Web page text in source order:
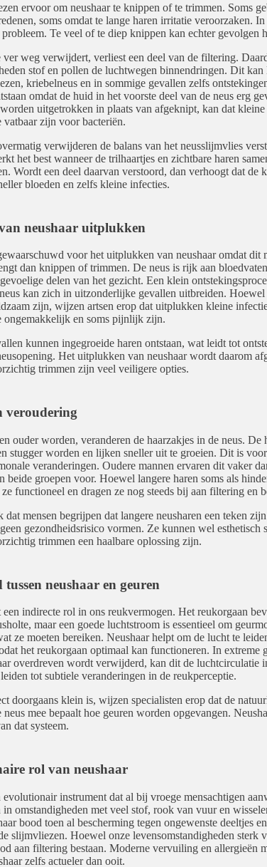
ervoor om neushaar te knippen of te trimmen. Soms
soms omdat te lange haren irritatie veroorzaken.
Te veel of te diep knippen kan echter gevolgen
ver weg verwijdert, verliest een deel van de filtering.
stof en pollen de luchtwegen binnendringen. Dit kan
kriebelneus en in sommige gevallen zelfs
omdat de huid in het voorste deel van de neus erg
uitgetrokken in plaats van afgeknipt, kan dat
vatbaar zijn voor bacteriën.
verwijderen de balans van het neusslijmvlies
het best wanneer de trilhaartjes en zichtbare haren
Wordt een deel daarvan verstoord, dan verhoogt dat de
bloeden en zelfs kleine infecties.
neushaar uitplukken
voor het uitplukken van neushaar omdat dit
dan knippen of trimmen. De neus is rijk aan
delen van het gezicht. Een klein
kan zich in uitzonderlijke gevallen uitbreiden. Hoewel
zijn, wijzen artsen erop dat uitplukken kleine
ongemakkelijk en soms pijnlijk zijn.
kunnen ingegroeide haren ontstaan, wat leidt tot
Het uitplukken van neushaar wordt daarom
trimmen zijn veel veiligere opties.
veroudering
ouder worden, veranderen de haarzakjes in de neus. De
stugger worden en lijken sneller uit te groeien. Dit is
veranderingen. Oudere mannen ervaren dit vaker
beide groepen voor. Hoewel langere haren soms als
functioneel en dragen ze nog steeds bij aan filtering en
mensen begrijpen dat langere neusharen een teken
gezondheidsrisico vormen. Ze kunnen wel esthetisch
trimmen een haalbare oplossing zijn.
neushaar en geuren
een indirecte rol in ons reukvermogen. Het reukorgaan
maar een goede luchtstroom is essentieel om
ze moeten bereiken. Neushaar helpt om de lucht te
het reukorgaan optimaal kan functioneren. In extreme
overdreven wordt verwijderd, kan dit de luchtcirculatie
tot subtiele veranderingen in de reukperceptie.
doorgaans klein is, wijzen specialisten erop dat de
neus mee bepaalt hoe geuren worden opgevangen.
dat systeem.
rol van neushaar
evolutionair instrument dat al bij vroege mensachtigen
in omstandigheden met veel stof, rook van vuur en
bood toen al bescherming tegen ongewenste deeltjes
slijmvliezen. Hoewel onze levensomstandigheden sterk
aan filtering bestaan. Moderne vervuiling en allergieën
zelfs actueler dan ooit.